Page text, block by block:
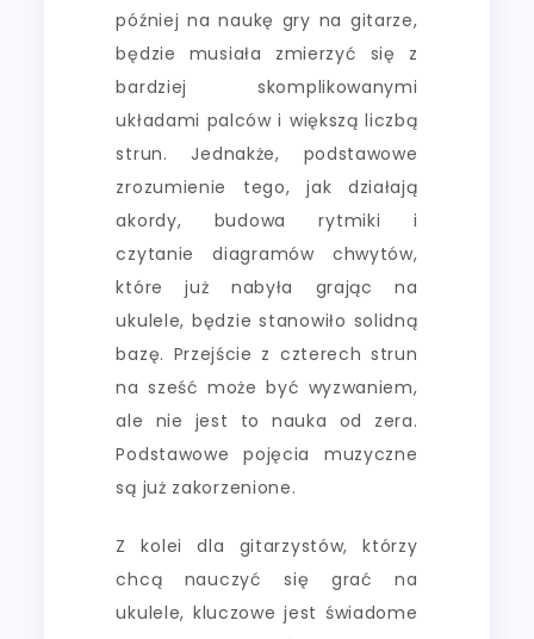
później na naukę gry na gitarze,
będzie musiała zmierzyć się z
bardziej skomplikowanymi
układami palców i większą liczbą
strun. Jednakże, podstawowe
zrozumienie tego, jak działają
akordy, budowa rytmiki i
czytanie diagramów chwytów,
które już nabyła grając na
ukulele, będzie stanowiło solidną
bazę. Przejście z czterech strun
na sześć może być wyzwaniem,
ale nie jest to nauka od zera.
Podstawowe pojęcia muzyczne
są już zakorzenione.
Z kolei dla gitarzystów, którzy
chcą nauczyć się grać na
ukulele, kluczowe jest świadome